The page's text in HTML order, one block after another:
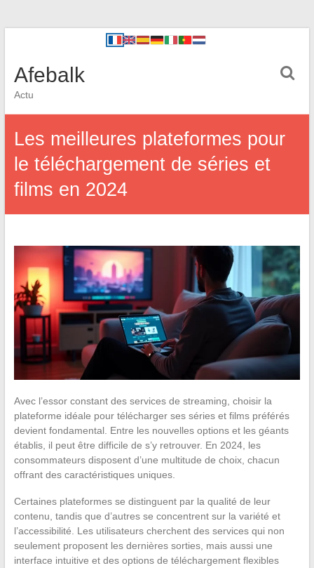
Afebalk
Actu
Les meilleures plateformes pour
le téléchargement de séries et
films en 2024
Avec l’essor constant des services de streaming, choisir la
plateforme idéale pour télécharger ses séries et films préférés
devient fondamental. Entre les nouvelles options et les géants
établis, il peut être difficile de s’y retrouver. En 2024, les
consommateurs disposent d’une multitude de choix, chacun
offrant des caractéristiques uniques.
Certaines plateformes se distinguent par la qualité de leur
contenu, tandis que d’autres se concentrent sur la variété et
l’accessibilité. Les utilisateurs cherchent des services qui non
seulement proposent les dernières sorties, mais aussi une
interface intuitive et des options de téléchargement flexibles